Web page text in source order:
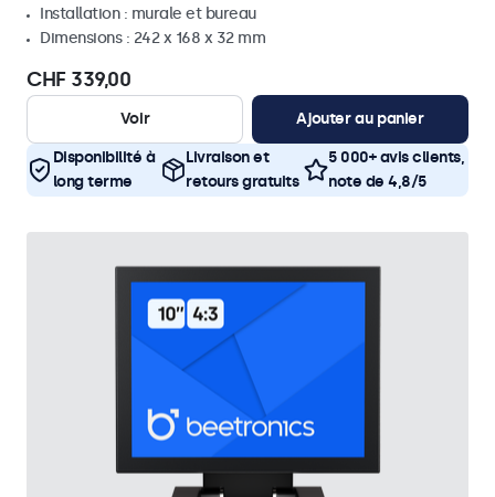
Installation : murale et bureau
Dimensions : 242 x 168 x 32 mm
CHF 339,00
Voir Ajouter au panier
Disponibilité à
long terme
Livraison et
retours gratuits
5 000+ avis clients,
note de 4,8/5